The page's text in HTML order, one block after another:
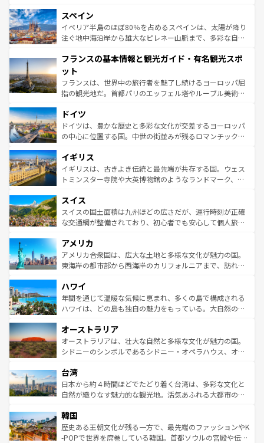
ろん、トスカーナの美しい田園風景やアマルフィ海岸の絶
景など、自然景観も見逃せない。観光の合間には、本場の
ピザやパスタなど、絶品のイタリア料理を堪能することも
ませてくれるイタリアで、忘れられない旅をしてみよう！
なお、新着のイタリア情報は
しい。
スペイン
イベリア半島のほぼ80％を占めるスペインは、太陽が降り
注ぐ地中海沿岸から雄大なピレネー山脈まで、多彩な自然
文化が根付くこの国では、情熱的なフラメンコ、熱気あふ
れる闘牛、そして美味しいタパスが生活の一部となってい
る。首都マドリードの洗練された雰囲気や、バルセロナの
アートに溢れた街角から、地方では古代ローマ遺跡や中世
せる。地方によって風土や気候が異なるスペインはその個
性で訪れる人を魅了する。 なお、新着のスペイン情報は コ
ンテンツ一覧を参照してほしい。
フランスの基本情報と観光ガイド・有名観光スポ
ット
フランスは、世界中の旅行者を魅了し続けるヨーロッパ屈
指の観光地だ。首都パリのエッフェル塔やルーブル美術館
で、幅広い魅力が詰まっている。華麗な宮殿、歴史的な大
聖堂、美しいビーチ、そして豊かな自然が、訪れる者を心
から魅了する。また、フランスは美食の国としても知ら
いる。シャンパンの発祥地であるランス、プロヴァンスの
香り高いラベンダー畑など、多彩な楽しみ方が可能だ。さ
らに、パリ以外の地域にも魅力が溢れており、どの街角に
れる地方に足を運ぶとそれぞれで全く異なる文化を体験で
きるだろう。 なお、新着のフランス情報はコンテンツ一覧
を参照してほしい。
ドイツ
ドイツは、豊かな歴史と多彩な文化が交差するヨーロッパ
の中心に位置する国。中世の街並みが残るロマンチック街
顔を持つこの国は、どこを歩いても飽きることがない。ベ
ルリンの文化的活気、バイエルン州のアルプスの絶景、そ
してライン川沿いのワイン畑といった風景は必見。ビール
は、お酒好きな人にはぜひ体験してほしい。 なお、新着の
ドイツ情報はコンテンツ一覧を参照してほしい。
イギリス
イギリスは、古きよき伝統と最先端が共存する国。ウェス
トミンスター寺院や大英博物館のようなランドマーク、歴
リアごとに異なる魅力がある。また、優雅なアフタヌーン
ティー、ビール好きにはたまらない英国パブ、サッカー観
戦など、本場だからこそできる体験も豊富。イギリスを旅
ンツ一覧を参照してほしい。
スイス
スイスの国土面積は九州ほどの広さだが、運行時刻が正確
な交通網が整備されており、初心者でも安心して個人旅行
の建物がそのまま残る町や、スイスならではのユニークな
博物館もあり、アルプス観光だけでなく町歩きも満喫する
ことができる。国民の所得が高いため物価も高いが、旅行
ば市内交通費無料で観光を楽しむこともできる。 なお、新
着のスイス情報はコンテンツ一覧 を参照してほしい。
アメリカ
アメリカ合衆国は、広大な土地と多様な文化が魅力の国。
東海岸の都市部から西海岸のカリフォルニアまで、訪れる
のような巨大都市は、観光、ショッピング、エンターテイ
ンメントが詰まった刺激的なスポットだ。一方、アメリカ
西部には大自然が広がり、グランドキャニオンやイエロー
部のニューオーリンズでは、音楽と美食が融合した独特の
文化が魅力。旅行者はアメリカの各地域で異なる魅力を楽
しみながら、その多様性と豊かな歴史を感じることができ
ならではの贅沢な旅のスタイルだ。 なお、新着のアメリカ
情報はコンテンツ一覧を参照してほしい。
ハワイ
年間を通じて温暖な気候に恵まれ、多くの島で構成される
ハワイは、どの島も独自の魅力をもっている。大自然の神
ワイ島は見逃せない。また、定番の観光地といえばオアフ
島だが、静かな自然を求めるならマウイ島やカウアイ島が
おすすめ。エメラルドグリーンに輝く海をはじめ、豊かな
れるおもてなしの心で訪れる人々を迎えてくれるハワイの
人々、おいしいローカルフードやハワイアンミュージッ
ク、伝統的なフラダンスなど、すべてがハワイの魅力を彩
ワイを、存分に味わってほしい。 なお、新着のハワイ情報
はコンテンツ一覧を参照してほしい。
オーストラリア
オーストラリアは、壮大な自然と多様な文化が魅力の国。
シドニーのシンボルであるシドニー・オペラハウス、オー
リアリーフや大陸中央部にそびえるウルル（エアーズロッ
ク）、タスマニアの美しい原生林やケアンズの熱帯雨林な
ど、見どころがたくさん。また、カフェやワイン、オージ
いる。アクティビティも充実しており、サーフィンやダイ
ビング、ハイキングなど、アウトドア好きにはたまらな
い。オーストラリアの多彩な魅力を存分に味わいつくそ
台湾
日本から約４時間ほどでたどり着く台湾は、多彩な文化と
自然が織りなす魅力的な観光地。活気あふれる大都市の台
ン）、静ひつな山岳地帯である台湾東部など、都市の喧騒
と山間の静けさが共存しており、訪れる人に新しい発見と
驚きをもたらしてくれる。また、奥深い台湾の食文化も魅
韓国
歴史ある王朝文化が残る一方で、最先端のファッションやK
-POPで世界を席巻している韓国。首都ソウルの宮殿や伝統